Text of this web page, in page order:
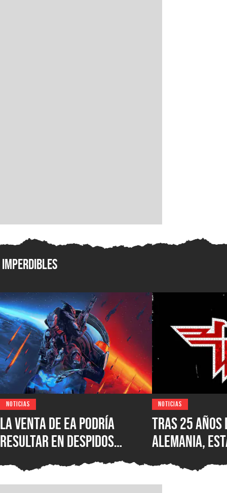
Imperdibles
NOTICIAS
La venta de EA podría
resultar en despidos
masivos y la venta de
estudios como BioWare,
NOTICIAS
Tras 25 años
Alemania,
disponible